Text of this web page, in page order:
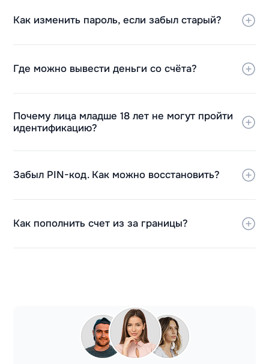
Как изменить пароль, если забыл старый?
Где можно вывести деньги со счёта?
Почему лица младше 18 лет не могут пройти
идентификацию?
Забыл PIN-код. Как можно восстановить?
Как пополнить счет из за границы?